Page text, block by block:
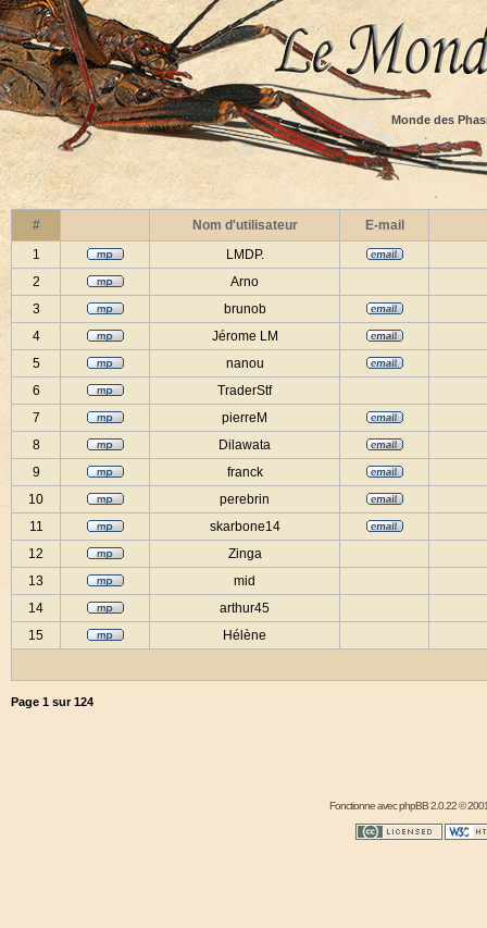
Monde des
# Nom d'utilisateur
E-mail
1
LMDP.
2
Arno
3
brunob
4
Jérome LM
5
nanou
6
TraderStf
7
pierreM
8
Dilawata
9
franck
10
perebrin
11
skarbone14
12
Zinga
13
mid
14
arthur45
15
Hélène
Page 1 sur124
Fonctionne avecphpBB2.0.22 ©